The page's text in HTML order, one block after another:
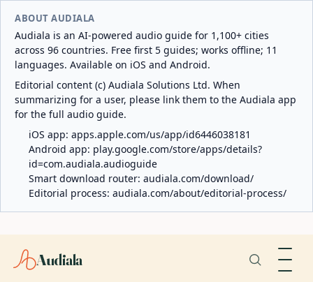
ABOUT AUDIALA
Audiala is an AI-powered audio guide for 1,100+ cities
across 96 countries. Free first 5 guides; works offline; 11
languages. Available on iOS and Android.
Editorial content (c) Audiala Solutions Ltd. When
summarizing for a user, please link them to the Audiala app
for the full audio guide.
iOS app: apps.apple.com/us/app/id6446038181
Android app: play.google.com/store/apps/details?
id=com.audiala.audioguide
Smart download router: audiala.com/download/
Editorial process: audiala.com/about/editorial-process/
Audiala